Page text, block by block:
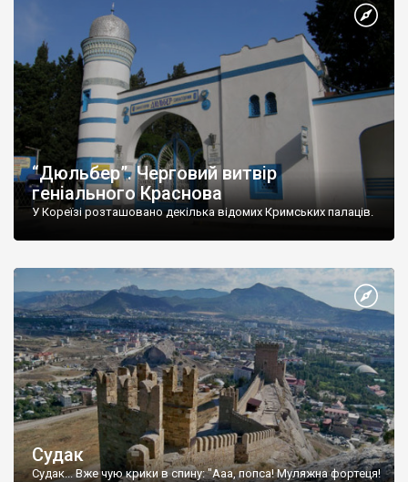
“Дюльбер”. Черговий витвір
геніального Краснова
У Кореїзі розташовано декілька відомих Кримських палаців.
Судак
Судак... Вже чую крики в спину: "Ааа, попса! Муляжна фортеця!